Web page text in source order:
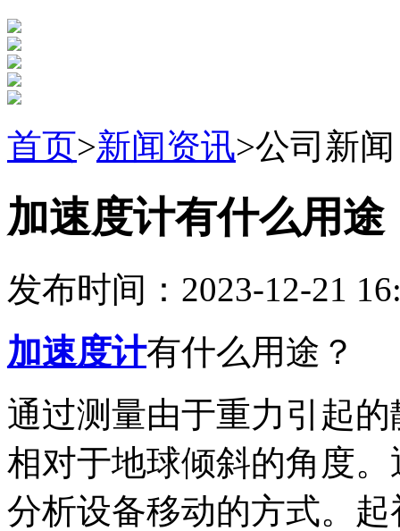
首页>新闻资讯>公司新闻
加速度计有什么用途
发布时间：2023-12-21
加速度计有什么用途？
通过测量由于重力引起
相对于地球倾斜的角度
分析设备移动的方式。